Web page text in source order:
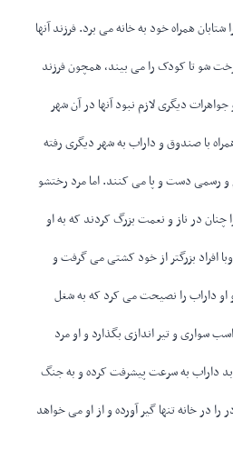
همراه خود به خانه می برد. فرزند آنها
شو تا کودک را می بیند، همچون فرزند
دیگری لازم نبود آنها در آن شهر
با صندوق و داراب به شهر دیگری رفته
و رسمی دست و پا می کنند. اما مرد رختشو
چنان در ناز و نعمت بزرگ کردند که به او
افراد بزرگتر از خود کشتی می گرفت و
او داراب را نصیحت می کرد که به شغل
سواری و تیر اندازی بگذارد و او مرد
داراب به سرعت پیشرفت کرده و به جنگ
در خانه تنها گیر آورده و از او می خواهد